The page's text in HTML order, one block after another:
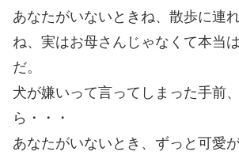
あなたがいないときね、散歩に連
ね、実はお母さんじゃなくて本当
だ。
犬が嫌いって言ってしまった手前
ら・・・
あなたがいないとき、ずっと可愛